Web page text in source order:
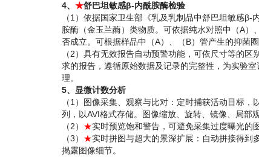
4、 ★舒巴坦敏感β-内酰胺酶检验
（1）依据国家卫生部《乳及乳制品中舒巴坦敏感
胺酶（金玉兰酶）类物质。可依据纯水对照中（A
否成立。可根据样品中（A）、（B）管产生的抑菌
（2）具有无效报告自动预警功能，可依尺寸等的
求的报告，遵循原始数据及记录的完整性，为实验
理。
5、显微计数分析
（1）图像采集、观察与比对：定时捕获活动目标
列，以AVI格式存储。图像缩放、旋转、镜像、局部
（2） ★实时预览饱和警告，可避免采集过度曝光的图
（3） ★实时拼图与超大的景深扩展：自动拼接得到
揭露图像细节。